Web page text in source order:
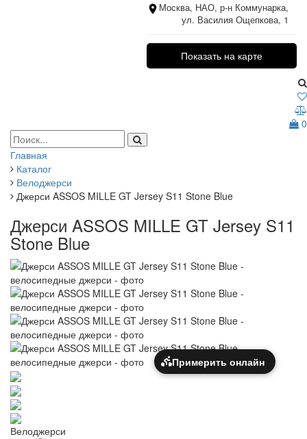
Москва, НАО, р-н Коммунарка,
ул. Василия Ощепкова, 1
Показать на карте
0
Главная
Каталог
Велоджерси
Джерси ASSOS MILLE GT Jersey S11 Stone Blue
Джерси ASSOS MILLE GT Jersey S11
Stone Blue
Примерить онлайн
Велоджерси